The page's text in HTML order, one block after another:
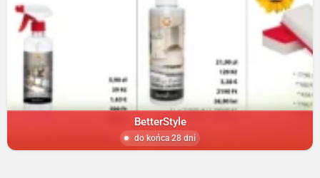
BetterStyle
do końca 28 dni